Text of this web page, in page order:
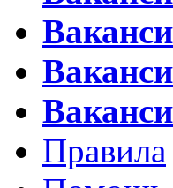
Правила